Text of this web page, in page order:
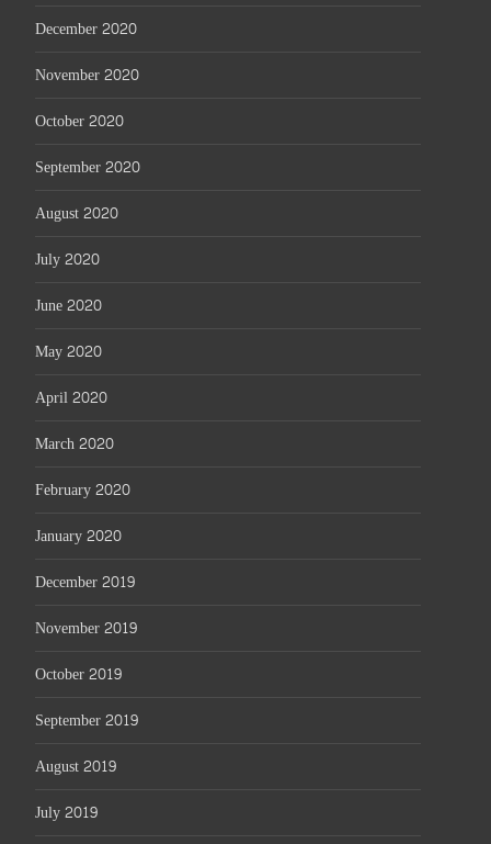
December 2020
November 2020
October 2020
September 2020
August 2020
July 2020
June 2020
May 2020
April 2020
March 2020
February 2020
January 2020
December 2019
November 2019
October 2019
September 2019
August 2019
July 2019